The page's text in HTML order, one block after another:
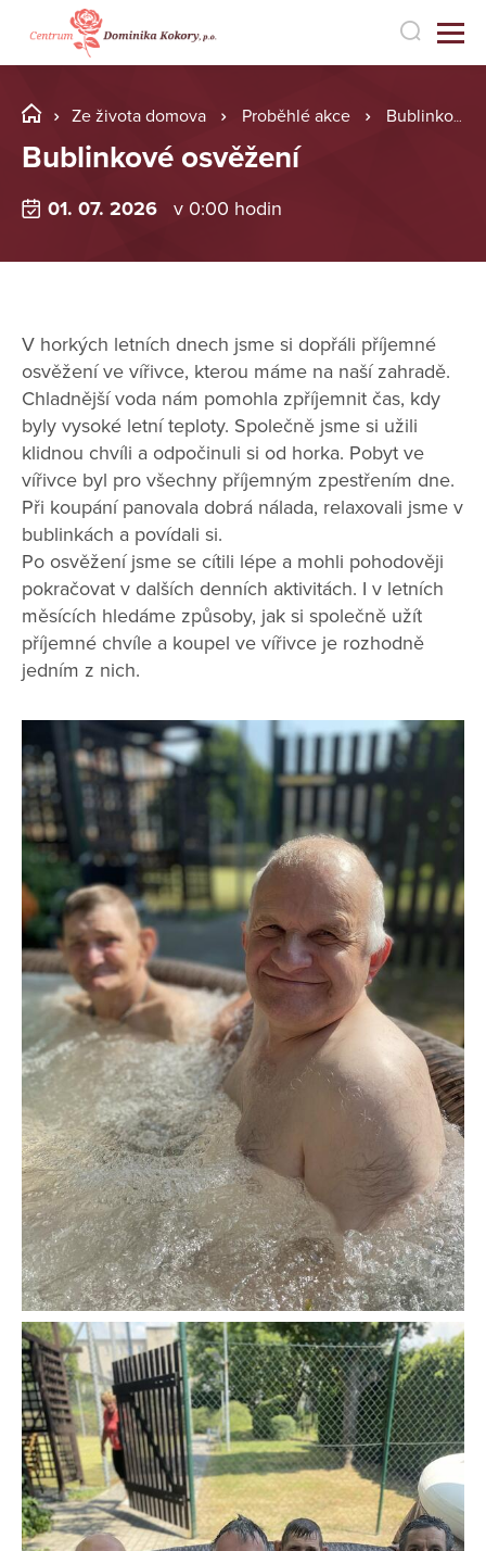
Ze života domova Proběhlé akce Bublinkové osvěžení
Bublinkové osvěžení
01. 07. 2026 v 0:00 hodin
V horkých letních dnech jsme si dopřáli příjemné
osvěžení ve vířivce, kterou máme na naší zahradě.
Chladnější voda nám pomohla zpříjemnit čas, kdy
byly vysoké letní teploty. Společně jsme si užili
klidnou chvíli a odpočinuli si od horka. Pobyt ve
vířivce byl pro všechny příjemným zpestřením dne.
Při koupání panovala dobrá nálada, relaxovali jsme v
bublinkách a povídali si.
Po osvěžení jsme se cítili lépe a mohli pohodověji
pokračovat v dalších denních aktivitách. I v letních
měsících hledáme způsoby, jak si společně užít
příjemné chvíle a koupel ve vířivce je rozhodně
jedním z nich.